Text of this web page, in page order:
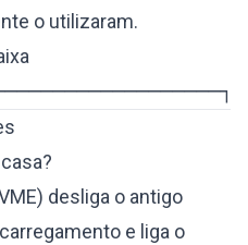
o utilizaram.
desliga o antigo
e liga o